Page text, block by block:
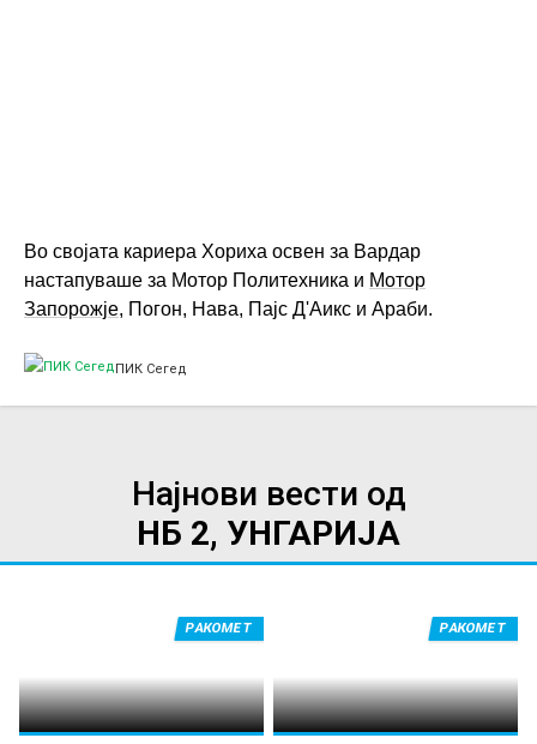
Во својата кариера Хориха освен за Вардар
настапуваше за Мотор Политехника и Мотор
Запорожје, Погон, Нава, Пајс Д'Аикс и Араби.
ПИК Сегед
Најнови вести од
НБ 2, УНГАРИЈА
РАКОМЕТ РАКОМЕТ